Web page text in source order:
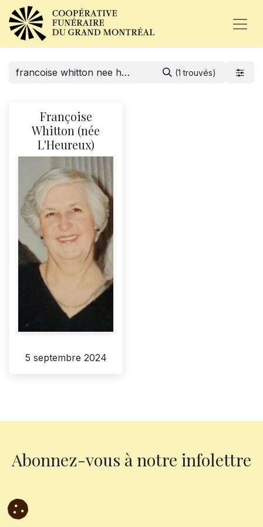
(1 trouvés)
Françoise
Whitton (née
L'Heureux)
5 septembre 2024
Abonnez-vous à notre infolettre